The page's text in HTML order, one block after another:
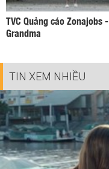
TVC Quảng cáo Zonajobs -
Grandma
TIN XEM NHIỀU